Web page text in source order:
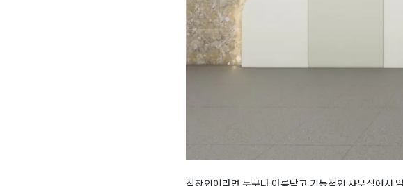
직장인이라면 누구나 아름답고 기능적인 사무실에서